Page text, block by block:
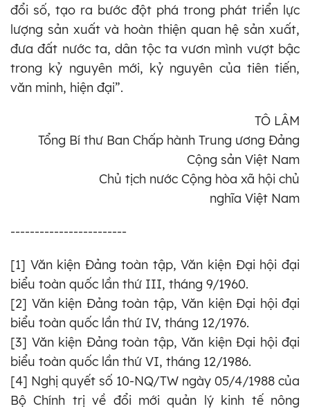
đổi số, tạo ra bước đột phá trong phát triển lực
lượng sản xuất và hoàn thiện quan hệ sản xuất,
đưa đất nước ta, dân tộc ta vươn mình vượt bậc
trong kỷ nguyên mới, kỷ nguyên của tiên tiến,
văn minh, hiện đại”.
TÔ LÂM
Tổng Bí thư Ban Chấp hành Trung ương Đảng
Cộng sản Việt Nam
Chủ tịch nước Cộng hòa xã hội chủ
nghĩa Việt Nam
------------------------
[1] Văn kiện Đảng toàn tập, Văn kiện Đại hội đại
biểu toàn quốc lần thứ III, tháng 9/1960.
[2] Văn kiện Đảng toàn tập, Văn kiện Đại hội đại
biểu toàn quốc lần thứ IV, tháng 12/1976.
[3] Văn kiện Đảng toàn tập, Văn kiện Đại hội đại
biểu toàn quốc lần thứ VI, tháng 12/1986.
[4] Nghị quyết số 10-NQ/TW ngày 05/4/1988 của
Bộ Chính trị về đổi mới quản lý kinh tế nông